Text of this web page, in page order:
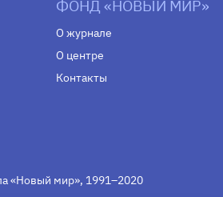
ФОНД «НОВЫЙ МИР»
О журнале
О центре
Контакты
«Новый мир», 1991–2020